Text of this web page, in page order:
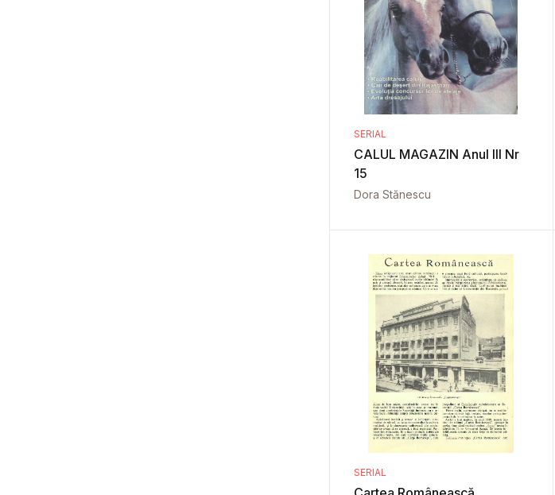
SERIAL
CALUL MAGAZIN Anul III Nr
15
Dora Stănescu
SERIAL